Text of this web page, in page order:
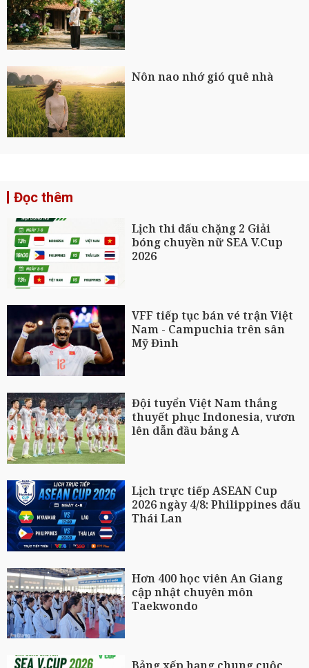
Nôn nao nhớ gió quê nhà
Đọc thêm
Lịch thi đấu chặng 2 Giải
bóng chuyền nữ SEA V.Cup
2026
VFF tiếp tục bán vé trận Việt
Nam - Campuchia trên sân
Mỹ Đình
Đội tuyển Việt Nam thắng
thuyết phục Indonesia, vươn
lên dẫn đầu bảng A
Lịch trực tiếp ASEAN Cup
2026 ngày 4/8: Philippines đấu
Thái Lan
Hơn 400 học viên An Giang
cập nhật chuyên môn
Taekwondo